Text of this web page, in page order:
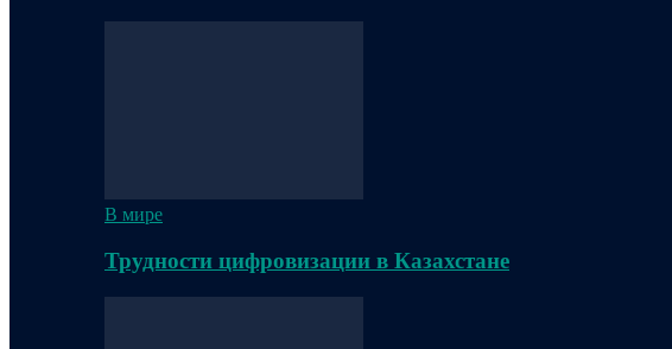
В мире
Трудности цифровизации в Казахстане